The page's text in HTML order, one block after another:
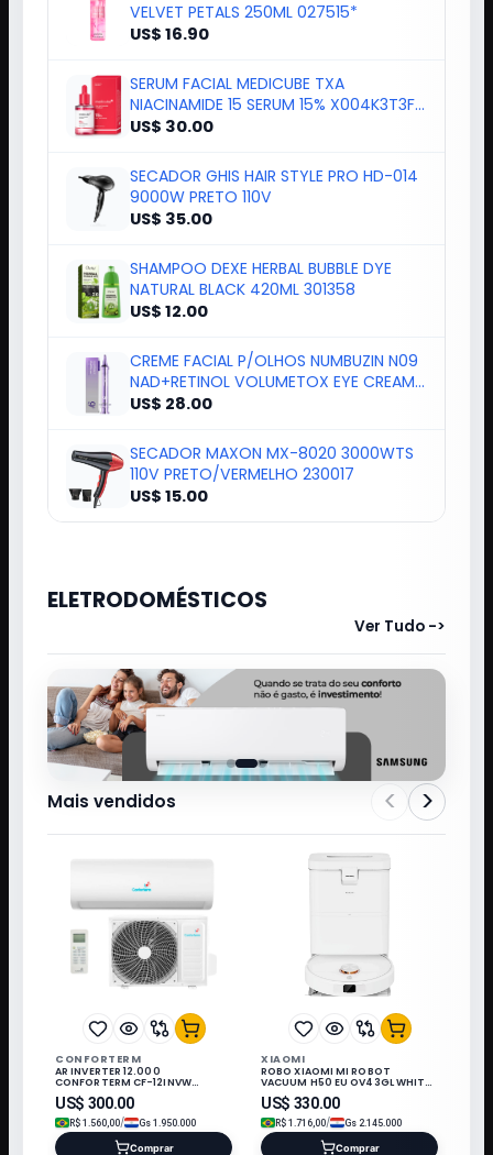
VELVET PETALS 250ML 027515*
US$ 16.90
SERUM FACIAL MEDICUBE TXA
NIACINAMIDE 15 SERUM 15% X004K3T3FH
30ML 407
US$ 30.00
SECADOR GHIS HAIR STYLE PRO HD-014
9000W PRETO 110V
US$ 35.00
SHAMPOO DEXE HERBAL BUBBLE DYE
NATURAL BLACK 420ML 301358
US$ 12.00
CREME FACIAL P/OLHOS NUMBUZIN N09
NAD+RETINOL VOLUMETOX EYE CREAM
20ML
US$ 28.00
SECADOR MAXON MX-8020 3000WTS
110V PRETO/VERMELHO 230017
US$ 15.00
ELETRODOMÉSTICOS
Ver Tudo ->
Mais vendidos < >
CONFORTERM
AR INVERTER 12.000
CONFORTERM CF-12INVW
WIFI/220V/60HZ Q/F/R32/KIT IN*
US$ 300.00
R$ 1.560,00/ Gs 1.950.000
Comprar
XIAOMI
ROBO XIAOMI MI ROBOT
VACUUM H50 EU OV43GL WHITE
220V-50-60HZ 458287
US$ 330.00
R$ 1.716,00/ Gs 2.145.000
Comprar